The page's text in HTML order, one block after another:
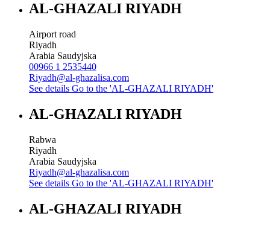
AL-GHAZALI RIYADH
Airport road
Riyadh
Arabia Saudyjska
00966 1 2535440
Riyadh@al-ghazalisa.com
See details Go to the 'AL-GHAZALI RIYADH'
AL-GHAZALI RIYADH
Rabwa
Riyadh
Arabia Saudyjska
Riyadh@al-ghazalisa.com
See details Go to the 'AL-GHAZALI RIYADH'
AL-GHAZALI RIYADH